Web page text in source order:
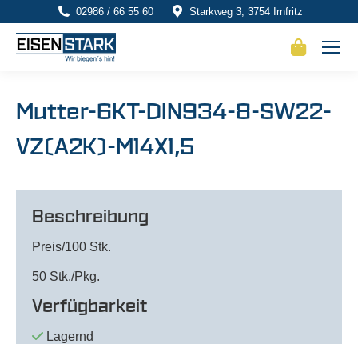
02986 / 66 55 60 Starkweg 3, 3754 Irnfritz
Mutter-6KT-DIN934-8-SW22-
VZ(A2K)-M14X1,5
Beschreibung
Preis/100 Stk.
50 Stk./Pkg.
Verfügbarkeit
Lagernd